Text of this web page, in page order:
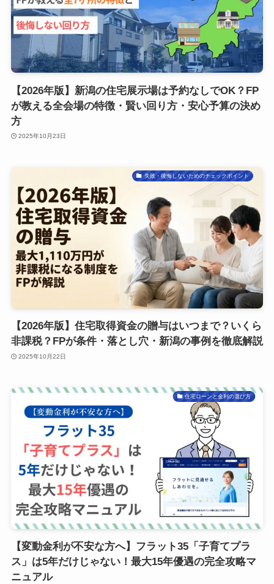
【2026年版】新潟の住宅展示場は予約なしでOK？FP
が教える全会場の特徴・賢い回り方・安心予算の決め
方
2025年10月23日
失敗・後悔しないためのチェックポイント
【2026年版】住宅取得資金の贈与はいつまで？いくら
非課税？FPが条件・落とし穴・新潟の事例を徹底解説
2025年10月22日
住宅ローンと金利の選び方
【変動金利が不安な方へ】フラット35「子育てプラ
ス」は5年だけじゃない！最大15年優遇の完全攻略マ
ニュアル